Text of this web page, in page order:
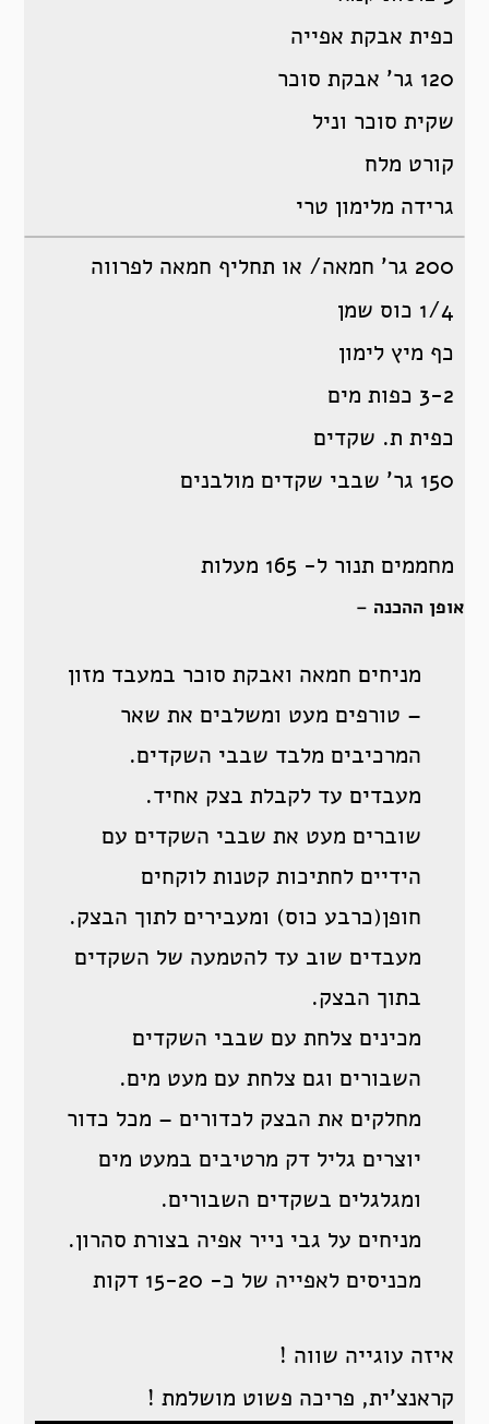
כפית אבקת אפייה
120 גר’ אבקת סוכר
שקית סוכר וניל
קורט מלח
גרידה מלימון טרי
200 גר’ חמאה/ או תחליף חמאה לפרווה
1/4 כוס שמן
כף מיץ לימון
3-2 כפות מים
כפית ת. שקדים
150 גר’ שבבי שקדים מולבנים
מחממים תנור ל- 165 מעלות
אופן ההכנה –
מניחים חמאה ואבקת סוכר במעבד מזון
– טורפים מעט ומשלבים את שאר
המרכיבים מלבד שבבי השקדים.
מעבדים עד לקבלת בצק אחיד.
שוברים מעט את שבבי השקדים עם
הידיים לחתיכות קטנות לוקחים
חופן(כרבע כוס) ומעבירים לתוך הבצק.
מעבדים שוב עד להטמעה של השקדים
בתוך הבצק.
מכינים צלחת עם שבבי השקדים
השבורים וגם צלחת עם מעט מים.
מחלקים את הבצק לכדורים – מכל כדור
יוצרים גליל דק מרטיבים במעט מים
ומגלגלים בשקדים השבורים.
מניחים על גבי נייר אפיה בצורת סהרון.
מכניסים לאפייה של כ- 15-20 דקות
איזה עוגייה שווה !
קראנצ’ית, פריכה פשוט מושלמת !